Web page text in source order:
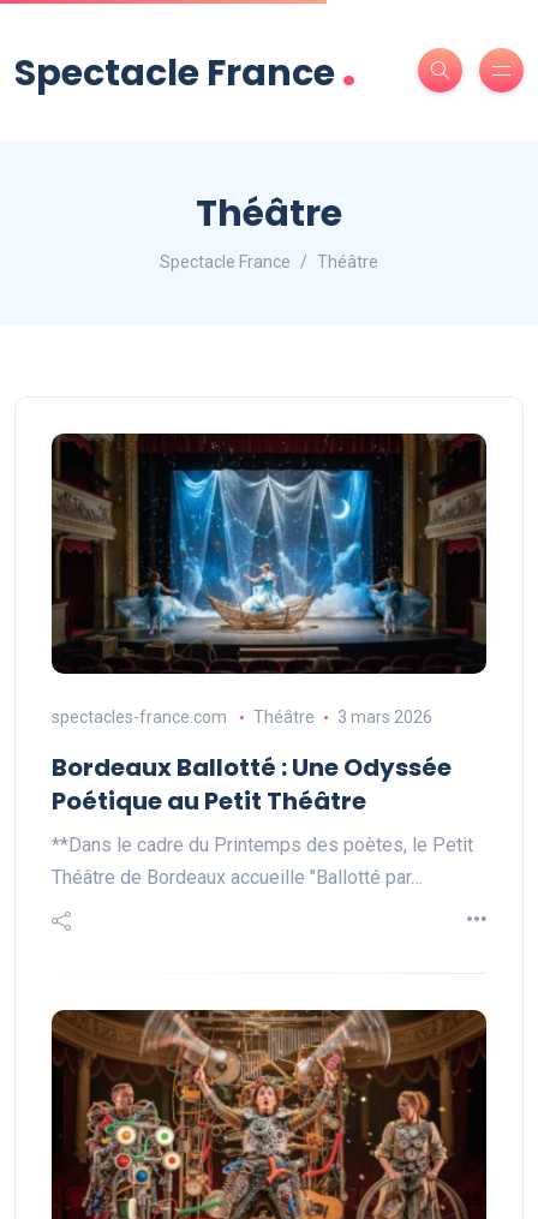
Spectacle France.
Théâtre
Spectacle France Théâtre
spectacles-france.com Théâtre 3 mars 2026
Bordeaux Ballotté : Une Odyssée
Poétique au Petit Théâtre
**Dans le cadre du Printemps des poètes, le Petit
Théâtre de Bordeaux accueille "Ballotté par…